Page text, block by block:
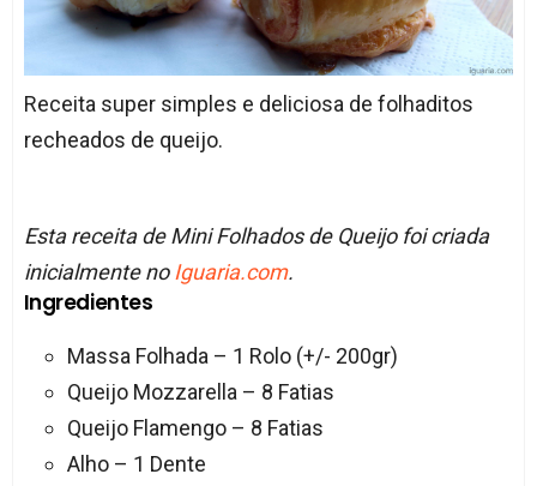
Receita super simples e deliciosa de folhaditos
recheados de queijo.
Esta receita de Mini Folhados de Queijo foi criada
inicialmente noIguaria.com.
Ingredientes
Massa Folhada – 1 Rolo (+/- 200gr)
Queijo Mozzarella – 8 Fatias
Queijo Flamengo – 8 Fatias
Alho – 1 Dente